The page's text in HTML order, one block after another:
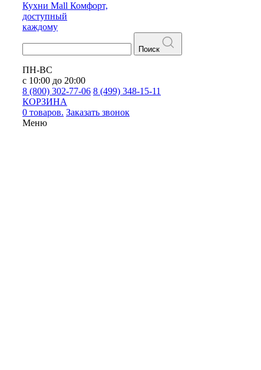
Кухни Mall Комфорт,
доступный
каждому
Поиск
ПН-ВС
с 10:00 до 20:00
8 (800) 302-77-06 8 (499) 348-15-11
КОРЗИНА
0 товаров. Заказать звонок
Меню